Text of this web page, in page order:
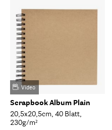
Video
Scrapbook Album Plain
20,5x20,5cm, 40 Blatt,
230g/m²